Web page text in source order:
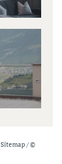
Sitemap/©